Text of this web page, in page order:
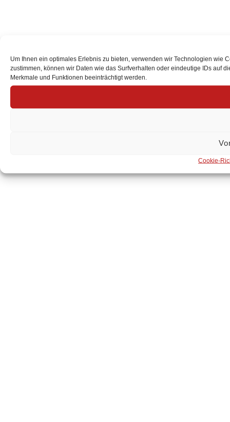
Um Ihnen ein optimales Erlebnis zu bieten, verwenden wir Technologien wie
zustimmen, können wir Daten wie das Surfverhalten oder eindeutige IDs auf
Merkmale und Funktionen beeinträchtigt werden.
Cookie-